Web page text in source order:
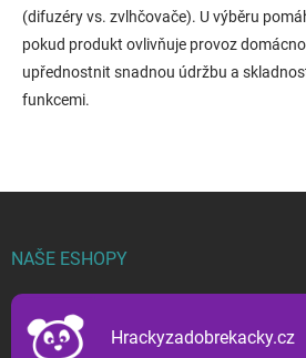
(difuzéry vs. zvlhčovače). U výběru
pokud produkt ovlivňuje provoz
upřednostnit snadnou údržbu a
funkcemi.
NAŠE ESHOPY
Hrackyzadobrekacky.cz